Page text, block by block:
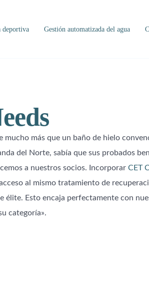
deportiva Gestión automatizada del agua
mucho más que un baño de hielo
del Norte, sabía que sus probados
a nuestros socios. Incorporar CET
al mismo tratamiento de
élite. Esto encaja perfectamente con
categoría».